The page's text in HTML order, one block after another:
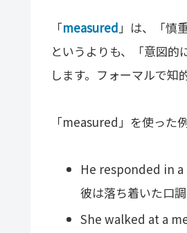
「measured」は、「慎
というよりも、「意図
します。フォーマルで知
「measured」を使った
He responded in
彼は落ち着いた口
She walked at a